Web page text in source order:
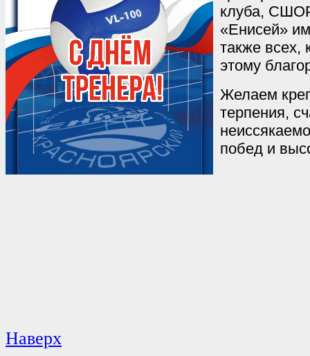
клуба,
«Енисей»
также всех,
этому
Желаем
терпения,
побед и
Наверх